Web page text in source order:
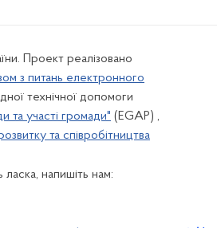
Проект реалізовано
з питань електронного
технічної допомоги
та участі громади" (EGAP) ,
та співробітництва
напишіть нам: